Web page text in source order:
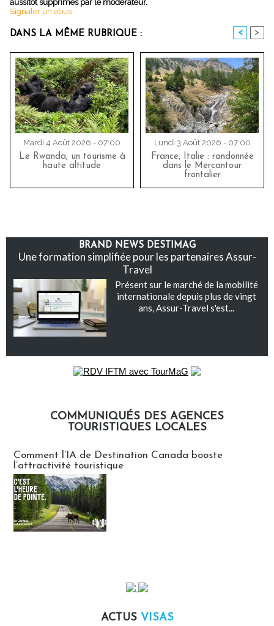
aussitôt supprimés par le modérateur.
Signaler un abus
DANS LA MÊME RUBRIQUE : < >
Mardi 4 Août 2026 - 07:00
Le Rwanda, un tourisme à
haute altitude
Lundi 3 Août 2026 - 07:00
France, Italie : randonnée
dans le Mercantour
frontalier
BRAND NEWS DESTIMAG
Une formation simplifiée pour les partenaires Assur-
Travel
Présent sur le marché de la mobilité
internationale depuis plus de vingt
ans, Assur-Travel s'est...
COMMUNIQUÉS DES AGENCES
TOURISTIQUES LOCALES
Comment l’IA de Destination Canada booste
l’attractivité touristique
ACTUS VISAS